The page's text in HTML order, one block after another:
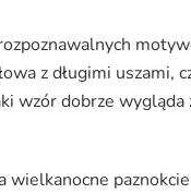
z długimi uszami,
wzór dobrze wygląda